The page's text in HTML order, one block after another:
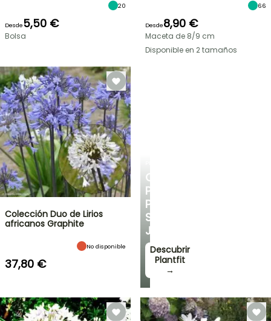
CONSEJOS
PERSONALIZADOS
PARA
SU
JARDÍN
Descubrir
Plantfit
→
20
Desde5,50 €
Bolsa
66
Desde8,90 €
Maceta de 8/9 cm
Disponible en 2 tamaños
Colección Duo de Lirios
africanos Graphite
No disponible
37,80 €